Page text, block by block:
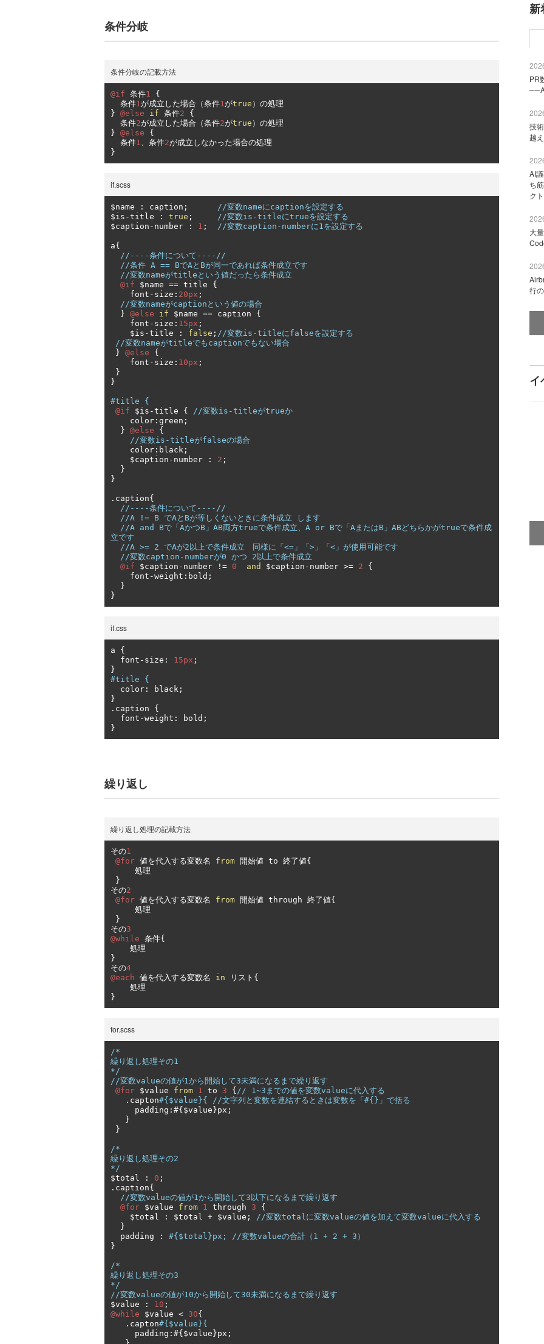
条件分岐
条件分岐の記載方法
@if 条件1
{
条件1が成立した場合（条件1がtrue ）の処理
} @else if 条件2
{
条件2が成立した場合（条件2がtrue ）の処理
} @else
{
条件1、条件2が成立しなかった場合の処理
}
if.scss
$name : caption ;
//変数nameにcaptionを設定する
$is -title : true ;
//変数is-titleにtrueを設定する
$caption - number : 1 ; //変数caption-numberに1を設定する
a{
//----条件について----//
//条件 A == BでAとBが同一であれば条件成立です
//変数nameがtitleという値だったら条件成立
@if $name == title {
    font
- size : 20px ;
//変数nameがcaptionという値の場合
} @else if $name == caption {
    font
- size : 15px ;
    $is
-title : false ; //変数is-titleにfalseを設定する
//変数nameがtitleでもcaptionでもない場合
} @else
{
    font
- size : 10px ;
}
}
#title {
@if $is -title {
//変数is-titleがtrueか
    color
: green ;
} @else
{
//変数is-titleがfalseの場合
    color
: black ;
    $caption
- number : 2 ;
}
}
. caption{
//----条件について----//
//A != B でAとBが等しくないときに条件成立 します
//A and Bで「AかつB」AB両方trueで条件成立、A or Bで「AまたはB」ABどちらかがtrueで条件成
立です
//A >= 2 でAが2以上で条件成立　同様に「<=」「>」「<」が使用可能です
//変数caption-numberが0 かつ 2以上で条件成立
@if $caption - number != 0 and $caption - number >= 2
{
    font
-weight : bold ;
}
}
if.css
a {
  font
- size : 15px ;
}
#title {
  color
: black ;
}
. caption {
  font
-weight : bold ;
}
繰り返し
繰り返し処理の記載方法
その1
@for 値を代入する変数名 from 開始値 to 終了値{
処理
}
その2
@for 値を代入する変数名 from 開始値 through 終了値{
処理
}
その3
@while 条件{
処理
}
その4
@each 値を代入する変数名 in
リスト{
処理
}
for.scss
/*
繰り返し処理その1
*/
//変数valueの値が1から開始して3未満になるまで繰り返す
@for $value from 1 to 3 { // 1~3までの値を変数valueに代入する
. capton#{$value}{ //文字列と変数を連結するときは変数を「#{}」で括る
     padding
:#{ $value }px ;
}
}
/*
繰り返し処理その2
*/
$total
: 0 ;
. caption{
//変数valueの値が1から開始して3以下になるまで繰り返す
@for $value from 1 through 3
{
    $total
: $total + $value ;
//変数totalに変数valueの値を加えて変数valueに代入する
}
  padding
:
#{$total}px; //変数valueの合計（1 + 2 + 3）
}
/*
繰り返し処理その3
*/
//変数valueの値が10から開始して30未満になるまで繰り返す
$value
: 10 ;
@while $value < 30{
. capton#{$value}{
     padding
:#{ $value }px ;
新
PR
技
越
AI
ち
ク
大
行
イ